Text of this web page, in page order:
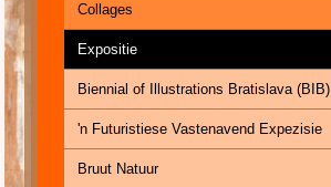
Collages
Expositie
Biennial of Illustrations Bratislava (BIB)
'n Futuristiese Vastenavend Expezisie
Bruut Natuur